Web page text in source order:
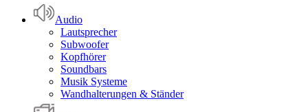
Audio
Lautsprecher
Subwoofer
Kopfhörer
Soundbars
Musik Systeme
Wandhalterungen & Ständer